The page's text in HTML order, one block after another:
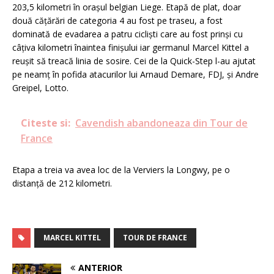
203,5 kilometri în orașul belgian Liege. Etapă de plat, doar
două cățărări de categoria 4 au fost pe traseu, a fost
dominată de evadarea a patru cicliști care au fost prinși cu
câțiva kilometri înaintea finișului iar germanul Marcel Kittel a
reușit să treacă linia de sosire. Cei de la Quick-Step l-au ajutat
pe neamț în pofida atacurilor lui Arnaud Demare, FDJ, și Andre
Greipel, Lotto.
Citeste si: Cavendish abandoneaza din Tour de
France
Etapa a treia va avea loc de la Verviers la Longwy, pe o
distanță de 212 kilometri.
MARCEL KITTEL TOUR DE FRANCE
ANTERIOR